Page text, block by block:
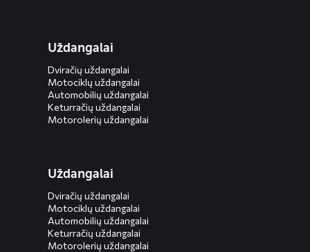
Uždangalai
Dviračių uždangalai
Motociklų uždangalai
Automobilių uždangalai
Keturračių uždangalai
Motorolerių uždangalai
Uždangalai
Dviračių uždangalai
Motociklų uždangalai
Automobilių uždangalai
Keturračių uždangalai
Motorolerių uždangalai